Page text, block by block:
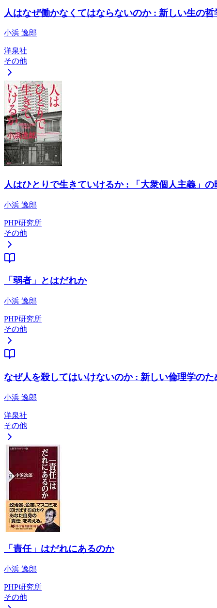
人はなぜ働かなくてはならないのか : 新しい生の
小浜 逸郎
洋泉社
その他
人はひとりで生きていけるか : 「大衆個人主義」の
小浜 逸郎
PHP研究所
その他
「弱者」とはだれか
小浜 逸郎
PHP研究所
その他
なぜ人を殺してはいけないのか : 新しい倫理学のた
小浜 逸郎
洋泉社
その他
「責任」はだれにあるのか
小浜 逸郎
PHP研究所
その他